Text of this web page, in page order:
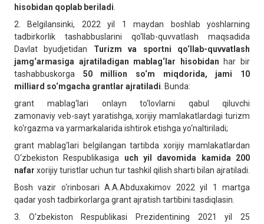
hisobidan qoplab beriladi
2.
Belgilansinki, 2022 yil 1 maydan boshlab yoshlarning
tadbirkorlik tashabbuslarini qo‘llab-quvvatlash maqsadida
Davlat byudjetidan Turizm va sportni qo‘llab-quvvatlash
jamg‘armasiga ajratiladigan mablag‘lar hisobidan har bir
tashabbuskorga 50 million so‘m miqdorida, jami 10
milliard so‘mgacha grantlar ajratiladi . Bunda:
grant mablag‘lari onlayn to‘lovlarni qabul qiluvchi
zamonaviy veb-sayt yaratishga, xorijiy mamlakatlardagi turizm
ko‘rgazma va yarmarkalarida ishtirok etishga yo‘naltiriladi;
grant mablag‘lari belgilangan tartibda xorijiy mamlakatlardan
O‘zbekiston Respublikasiga uch yil davomida kamida 200
nafar xorijiy turistlar uchun tur tashkil qilish sharti bilan ajratiladi.
Bosh vazir o‘rinbosari A.A.Abduxakimov 2022 yil 1 martga
qadar yosh tadbirkorlarga grant ajratish tartibini tasdiqlasin.
3.
O‘zbekiston Respublikasi Prezidentining 2021 yil 25